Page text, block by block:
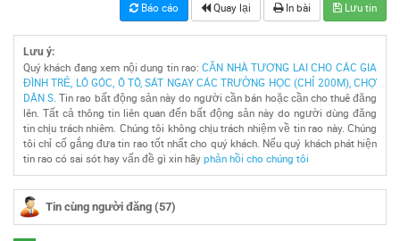
Báo cáo Quay lại In bài Lưu tin
Lưu ý:
Quý khách đang xem nội dung tin rao:CĂN NHÀ TƯƠNG LAI CHO CÁC GIA
ĐÌNH TRẺ, LÔ GÓC, Ô TÔ, SÁT NGAY CÁC TRƯỜNG HỌC (CHỈ 200M), CHỢ
DÂN S. Tin rao bất động sản này do người cần bán hoặc cần cho thuê đăng
lên. Tất cả thông tin liên quan đến bất động sản này do người dùng đăng
tin chịu trách nhiêm. Chúng tôi không chịu trách nhiệm về tin rao này. Chúng
tôi chỉ cố gắng đưa tin rao tốt nhất cho quý khách. Nếu quý khách phát hiện
tin rao có sai sót hay vấn đề gì xin hãy phản hồi cho chúng tôi
Tin cùng người đăng (57)